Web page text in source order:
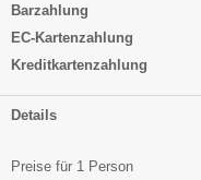
Barzahlung
EC-Kartenzahlung
Kreditkartenzahlung
Details
Preise für 1 Person